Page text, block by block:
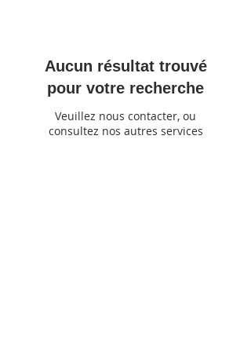
Aucun résultat trouvé
pour votre recherche
Veuillez nous contacter, ou
consultez nos autres services